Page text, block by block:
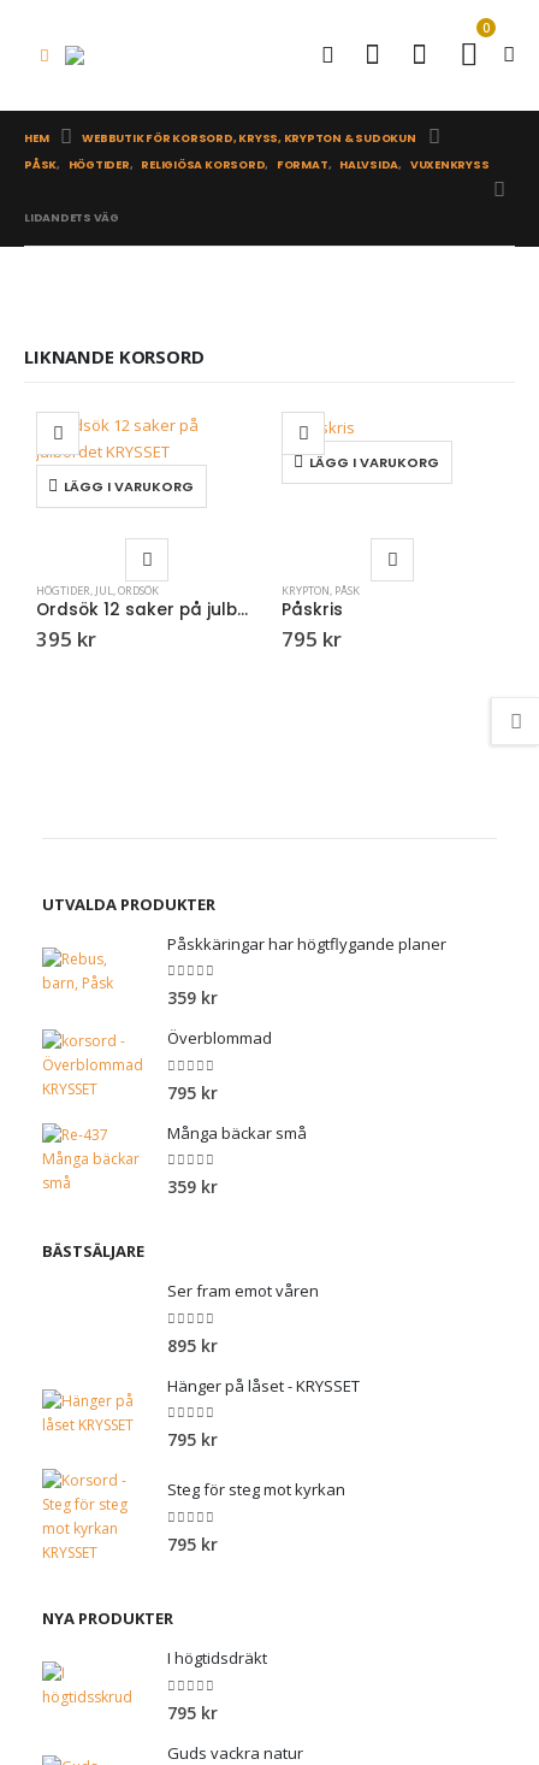
0
HEM
WEBBUTIK FÖR KORSORD, KRYSS, KRYPTON & SUDOKUN
PÅSK, HÖGTIDER, RELIGIÖSA KORSORD, FORMAT, HALVSIDA, VUXENKRYSS
LIDANDETS VÄG
LIKNANDE KORSORD
LÄGG I VARUKORG
HÖGTIDER, JUL,ORDSÖK
Ordsök 12 saker på julbordet – KRYSSET
395 kr
LÄGG I VARUKORG
KRYPTON, PÅSK
Påskris
795 kr
UTVALDA PRODUKTER
Påskkäringar har högtflygande planer
0out of 5
359 kr
Överblommad
0out of 5
795 kr
Många bäckar små
0out of 5
359 kr
BÄSTSÄLJARE
Ser fram emot våren
0 out of 5
895 kr
Hänger på låset - KRYSSET
0out of 5
795 kr
Steg för steg mot kyrkan
0out of 5
795 kr
NYA PRODUKTER
I högtidsdräkt
0out of 5
795 kr
Guds vackra natur